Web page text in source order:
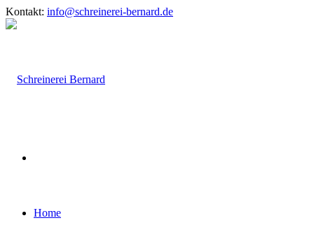
Kontakt: info@schreinerei-bernard.de
Home